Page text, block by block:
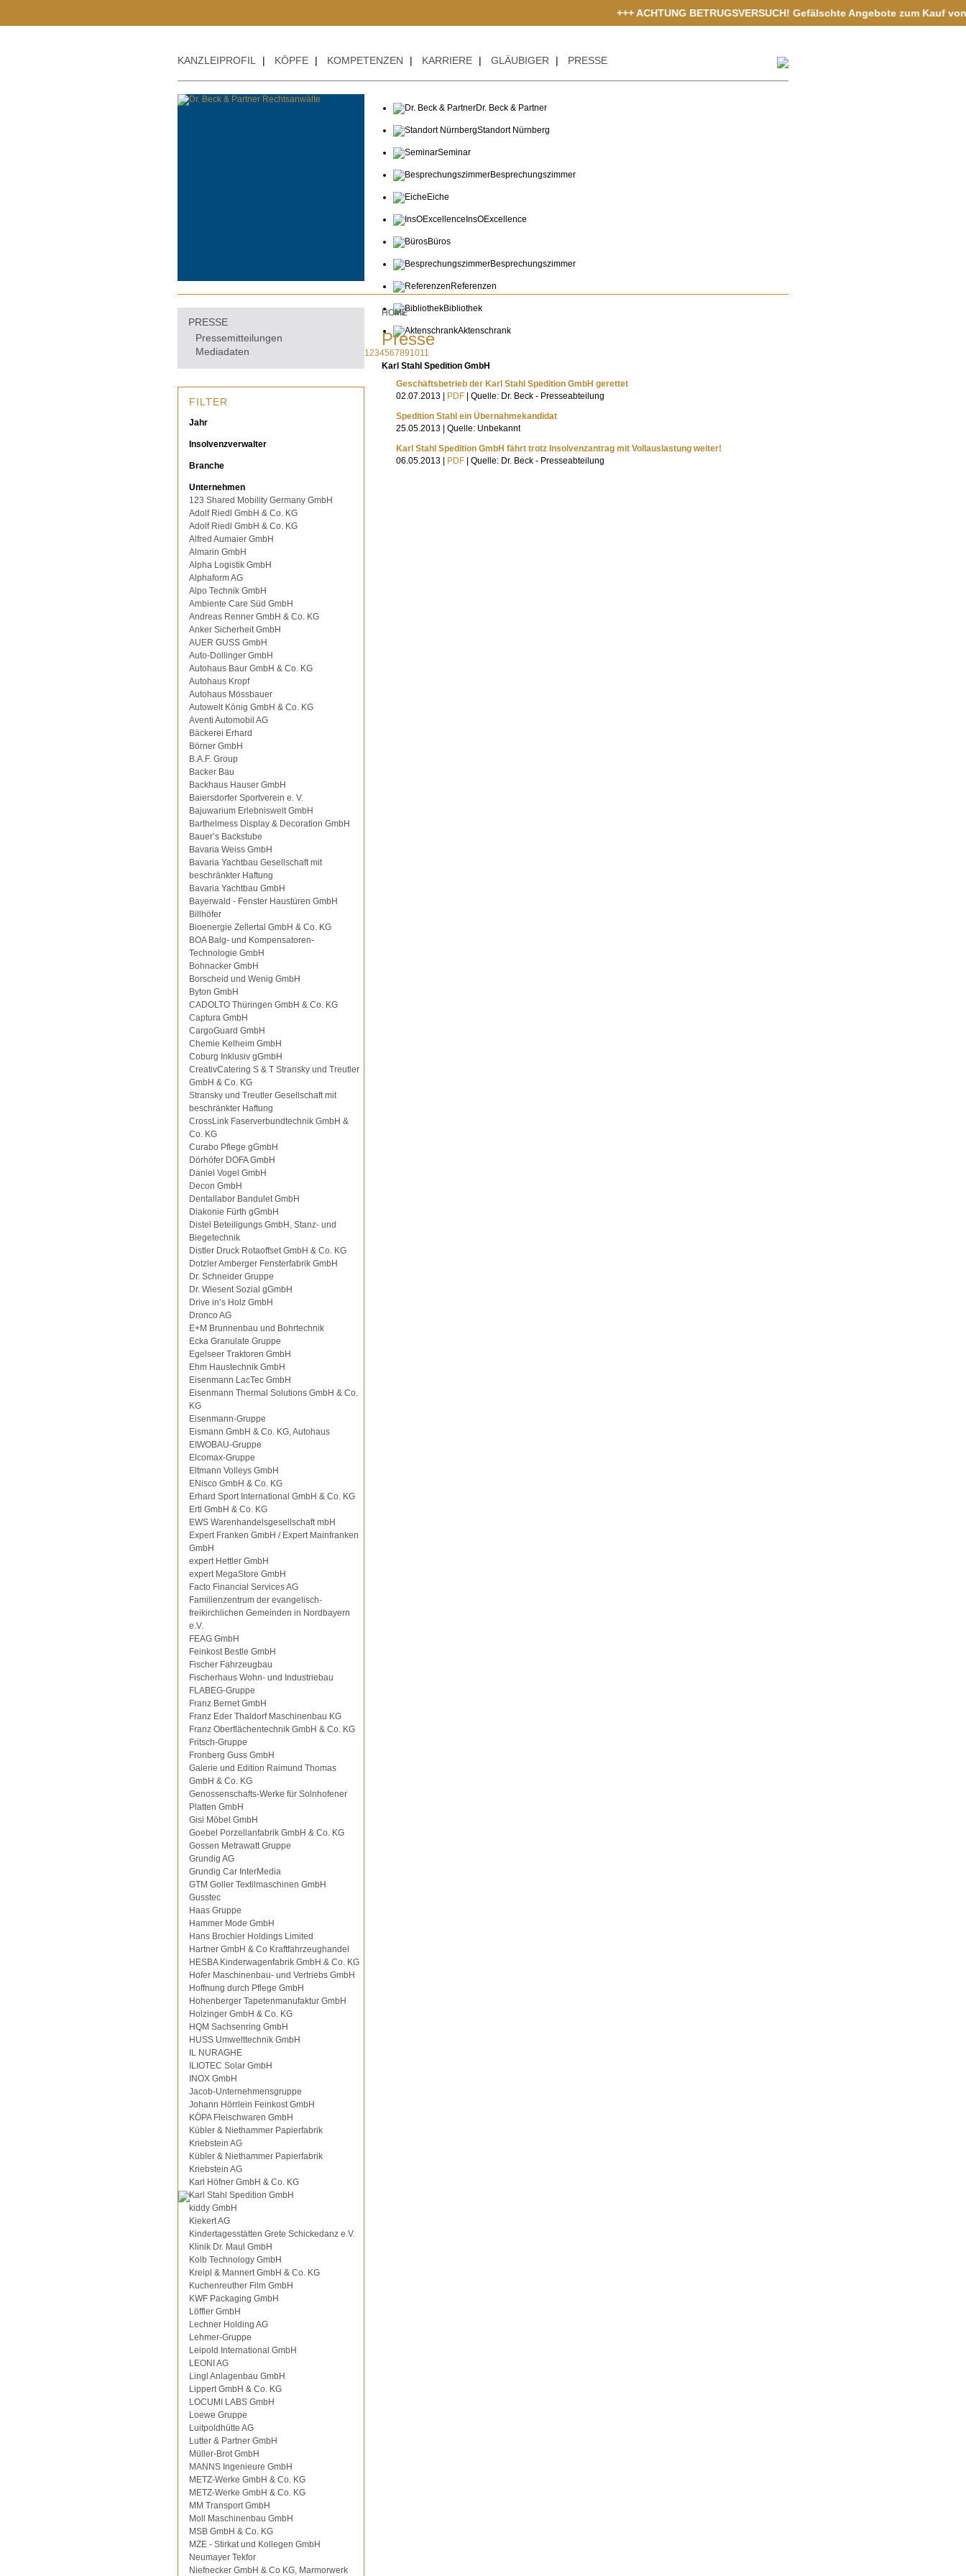
+++ ACHTUNG BETRUGSVERSUCH! Gefälschte Angebote zum Kauf von
KANZLEIPROFIL | KÖPFE | KOMPETENZEN | KARRIERE | GLÄUBIGER | PRESSE
Dr. Beck & Partner
Standort Nürnberg
Seminar
Besprechungszimmer
Eiche
InsOExcellence
Büros
Besprechungszimmer
Referenzen
Bibliothek
Aktenschrank
1234567891011
PRESSE
Pressemitteilungen
Mediadaten
FILTER
Jahr
Insolvenzverwalter
Branche
Unternehmen
123 Shared Mobility Germany GmbH
Adolf Riedl GmbH & Co. KG
Adolf Riedl GmbH & Co. KG
Alfred Aumaier GmbH
Almarin GmbH
Alpha Logistik GmbH
Alphaform AG
Alpo Technik GmbH
Ambiente Care Süd GmbH
Andreas Renner GmbH & Co. KG
Anker Sicherheit GmbH
AUER GUSS GmbH
Auto-Dollinger GmbH
Autohaus Baur GmbH & Co. KG
Autohaus Kropf
Autohaus Mössbauer
Autowelt König GmbH & Co. KG
Aventi Automobil AG
Bäckerei Erhard
Börner GmbH
B.A.F. Group
Backer Bau
Backhaus Hauser GmbH
Baiersdorfer Sportverein e. V.
Bajuwarium Erlebniswelt GmbH
Barthelmess Display & Decoration GmbH
Bauer’s Backstube
Bavaria Weiss GmbH
Bavaria Yachtbau Gesellschaft mit
beschränkter Haftung
Bavaria Yachtbau GmbH
Bayerwald - Fenster Haustüren GmbH
Billhöfer
Bioenergie Zellertal GmbH & Co. KG
BOA Balg- und Kompensatoren-
Technologie GmbH
Bohnacker GmbH
Borscheid und Wenig GmbH
Byton GmbH
CADOLTO Thüringen GmbH & Co. KG
Captura GmbH
CargoGuard GmbH
Chemie Kelheim GmbH
Coburg Inklusiv gGmbH
CreativCatering S & T Stransky und Treutler
GmbH & Co. KG
Stransky und Treutler Gesellschaft mit
beschränkter Haftung
CrossLink Faserverbundtechnik GmbH &
Co. KG
Curabo Pflege gGmbH
Dörhöfer DOFA GmbH
Daniel Vogel GmbH
Decon GmbH
Dentallabor Bandulet GmbH
Diakonie Fürth gGmbH
Distel Beteiligungs GmbH, Stanz- und
Biegetechnik
Distler Druck Rotaoffset GmbH & Co. KG
Dotzler Amberger Fensterfabrik GmbH
Dr. Schneider Gruppe
Dr. Wiesent Sozial gGmbH
Drive in’s Holz GmbH
Dronco AG
E+M Brunnenbau und Bohrtechnik
Ecka Granulate Gruppe
Egelseer Traktoren GmbH
Ehm Haustechnik GmbH
Eisenmann LacTec GmbH
Eisenmann Thermal Solutions GmbH & Co.
KG
Eisenmann-Gruppe
Eismann GmbH & Co. KG, Autohaus
EIWOBAU-Gruppe
Elcomax-Gruppe
Eltmann Volleys GmbH
ENisco GmbH & Co. KG
Erhard Sport International GmbH & Co. KG
Ertl GmbH & Co. KG
EWS Warenhandelsgesellschaft mbH
Expert Franken GmbH / Expert Mainfranken
GmbH
expert Hettler GmbH
expert MegaStore GmbH
Facto Financial Services AG
Familienzentrum der evangelisch-
freikirchlichen Gemeinden in Nordbayern
e.V.
FEAG GmbH
Feinkost Bestle GmbH
Fischer Fahrzeugbau
Fischerhaus Wohn- und Industriebau
FLABEG-Gruppe
Franz Bernet GmbH
Franz Eder Thaldorf Maschinenbau KG
Franz Oberflächentechnik GmbH & Co. KG
Fritsch-Gruppe
Fronberg Guss GmbH
Galerie und Edition Raimund Thomas
GmbH & Co. KG
Genossenschafts-Werke für Solnhofener
Platten GmbH
Gisi Möbel GmbH
Goebel Porzellanfabrik GmbH & Co. KG
Gossen Metrawatt Gruppe
Grundig AG
Grundig Car InterMedia
GTM Goller Textilmaschinen GmbH
Gusstec
Haas Gruppe
Hammer Mode GmbH
Hans Brochier Holdings Limited
Hartner GmbH & Co Kraftfahrzeughandel
HESBA Kinderwagenfabrik GmbH & Co. KG
Hofer Maschinenbau- und Vertriebs GmbH
Hoffnung durch Pflege GmbH
Hohenberger Tapetenmanufaktur GmbH
Holzinger GmbH & Co. KG
HQM Sachsenring GmbH
HUSS Umwelttechnik GmbH
IL NURAGHE
ILIOTEC Solar GmbH
INOX GmbH
Jacob-Unternehmensgruppe
Johann Hörrlein Feinkost GmbH
KÖPA Fleischwaren GmbH
Kübler & Niethammer Papierfabrik
Kriebstein AG
Kübler & Niethammer Papierfabrik
Kriebstein AG
Karl Höfner GmbH & Co. KG
Karl Stahl Spedition GmbH
kiddy GmbH
Kiekert AG
Kindertagesstätten Grete Schickedanz e.V.
Klinik Dr. Maul GmbH
Kolb Technology GmbH
Kreipl & Mannert GmbH & Co. KG
Kuchenreuther Film GmbH
KWF Packaging GmbH
Löffler GmbH
Lechner Holding AG
Lehmer-Gruppe
Leipold International GmbH
LEONI AG
Lingl Anlagenbau GmbH
Lippert GmbH & Co. KG
LOCUMI LABS GmbH
Loewe Gruppe
Luitpoldhütte AG
Lutter & Partner GmbH
Müller-Brot GmbH
MANNS Ingenieure GmbH
METZ-Werke GmbH & Co. KG
METZ-Werke GmbH & Co. KG
MM Transport GmbH
Moll Maschinenbau GmbH
MSB GmbH & Co. KG
MZE - Stirkat und Kollegen GmbH
Neumayer Tekfor
Niefnecker GmbH & Co KG, Marmorwerk
HOME
Presse
Karl Stahl Spedition GmbH
Geschäftsbetrieb der Karl Stahl Spedition GmbH gerettet
02.07.2013 |
PDF | Quelle: Dr. Beck - Presseabteilung
Spedition Stahl ein Übernahmekandidat
25.05.2013 | Quelle: Unbekannt
Karl Stahl Spedition GmbH fährt trotz Insolvenzantrag mit Vollauslastung weiter!
06.05.2013 |
PDF | Quelle: Dr. Beck - Presseabteilung